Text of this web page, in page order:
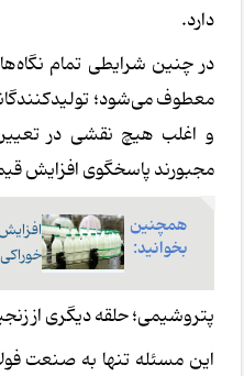
دارد.
در چنین شرایطی تمام
معطوف می‌شود؛ تولیدکنندگانی
و اغلب هیچ نقشی در تعیین
مجبورند پاسخگوی افزایش
همچنین
بخوانید:
پتروشیمی؛ حلقه دیگری از
این مسئله تنها به صنعت